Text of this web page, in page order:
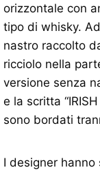
orizzontale con
tipo di whisky. Ad
nastro raccolto
ricciolo nella
versione senza
e la scritta
sono bordati
I designer